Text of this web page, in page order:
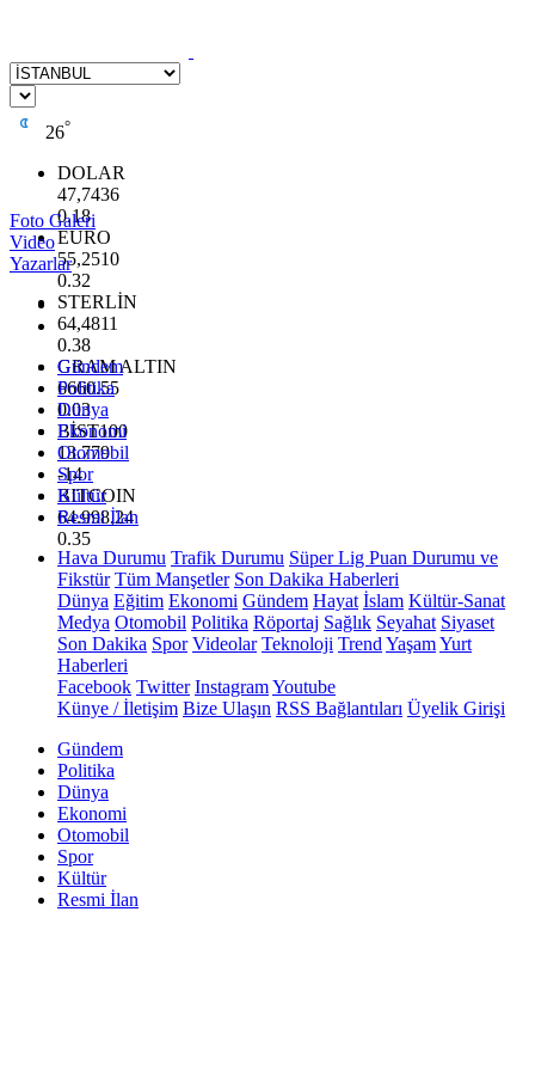
26°
DOLAR
47,7436
0.18
EURO
55,2510
0.32
STERLİN
64,4811
0.38
GRAM ALTIN
6660.55
0.03
BİST100
13.779
-14
BITCOIN
64.998,24
0.35
Foto Galeri
Video
Yazarlar
Gündem
Politika
Dünya
Ekonomi
Otomobil
Spor
Kültür
Resmi İlan
Hava Durumu Trafik Durumu Süper Lig Puan Durumu ve
Fikstür Tüm Manşetler Son Dakika Haberleri
Dünya Eğitim Ekonomi Gündem Hayat İslam Kültür-Sanat
Medya Otomobil Politika Röportaj Sağlık Seyahat Siyaset
Son Dakika Spor Videolar Teknoloji Trend YaşamYurt
Haberleri
Facebook Twitter InstagramYoutube
Künye / İletişim Bize Ulaşın RSS Bağlantıları Üyelik Girişi
Gündem
Politika
Dünya
Ekonomi
Otomobil
Spor
Kültür
Resmi İlan